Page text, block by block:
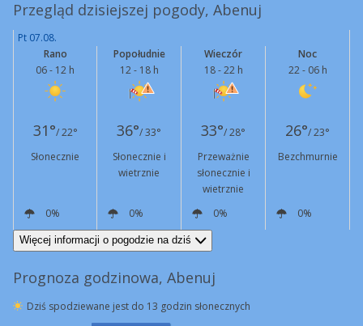
Przegląd dzisiejszej pogody, Abenuj
Pt 07.08.
Rano
06 - 12 h
Popołudnie
12 - 18 h
Wieczór
18 - 22 h
Noc
22 - 06 h
31°/ 22° 36°/ 33° 33°/ 28° 26°/ 23°
Słonecznie
Słonecznie i
wietrznie
Przeważnie
słonecznie i
wietrznie
Bezchmurnie
0% 0% 0%
0%
SE
4 km/h SE
21 km/h
Podmuchy
43 km/h
Więcej informacji o pogodzie na dziś
Prognoza godzinowa, Abenuj
Dziś spodziewane jest do 13 godzin słonecznych